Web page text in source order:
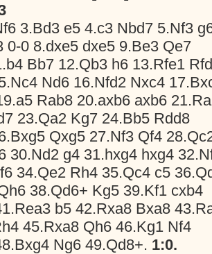
3.Bd3 e5 4.c3 Nbd7 5.Nf3
0-0 8.dxe5 dxe5 9.Be3 Qe7
Bb7 12.Qb3 h6 13.Rfe1
Nd6 16.Nfd2 Nxc4
Rab8 20.axb6 axb6
23.Qa2 Kg7 24.Bb5 Rdd8
Qxg5 27.Nf3 Qf4
30.Nd2 g4 31.hxg4 hxg4
34.Qe2 Rh4 35.Qc4 c5
38.Qd6+ Kg5 39.Kf1 cxb4
b5 42.Rxa8 Bxa8
45.Rxa8 Qh6 46.Kg1 Nf4
Ng6 49.Qd8+. 1:0.